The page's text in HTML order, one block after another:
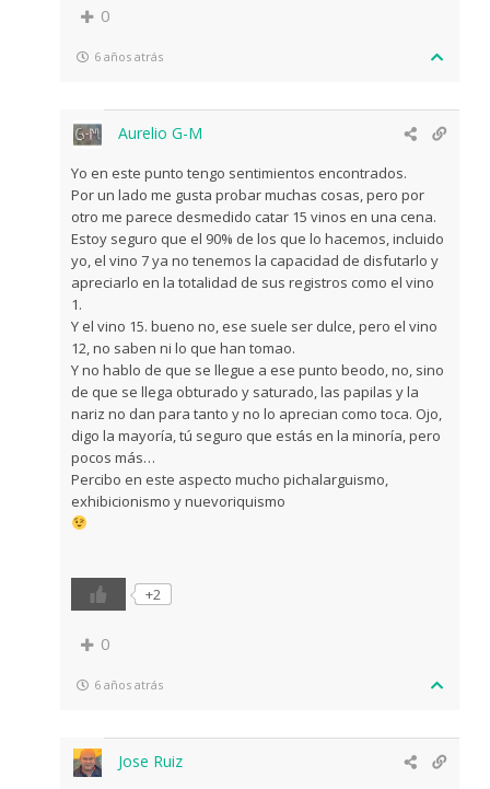
0
6 años atrás
Aurelio G-M
Yo en este punto tengo sentimientos encontrados.
Por un lado me gusta probar muchas cosas, pero por
otro me parece desmedido catar 15 vinos en una cena.
Estoy seguro que el 90% de los que lo hacemos, incluido
yo, el vino 7 ya no tenemos la capacidad de disfutarlo y
apreciarlo en la totalidad de sus registros como el vino
1.
Y el vino 15. bueno no, ese suele ser dulce, pero el vino
12, no saben ni lo que han tomao.
Y no hablo de que se llegue a ese punto beodo, no, sino
de que se llega obturado y saturado, las papilas y la
nariz no dan para tanto y no lo aprecian como toca. Ojo,
digo la mayoría, tú seguro que estás en la minoría, pero
pocos más…
Percibo en este aspecto mucho pichalarguismo,
exhibicionismo y nuevoriquismo
+2
0
6 años atrás
Jose Ruiz